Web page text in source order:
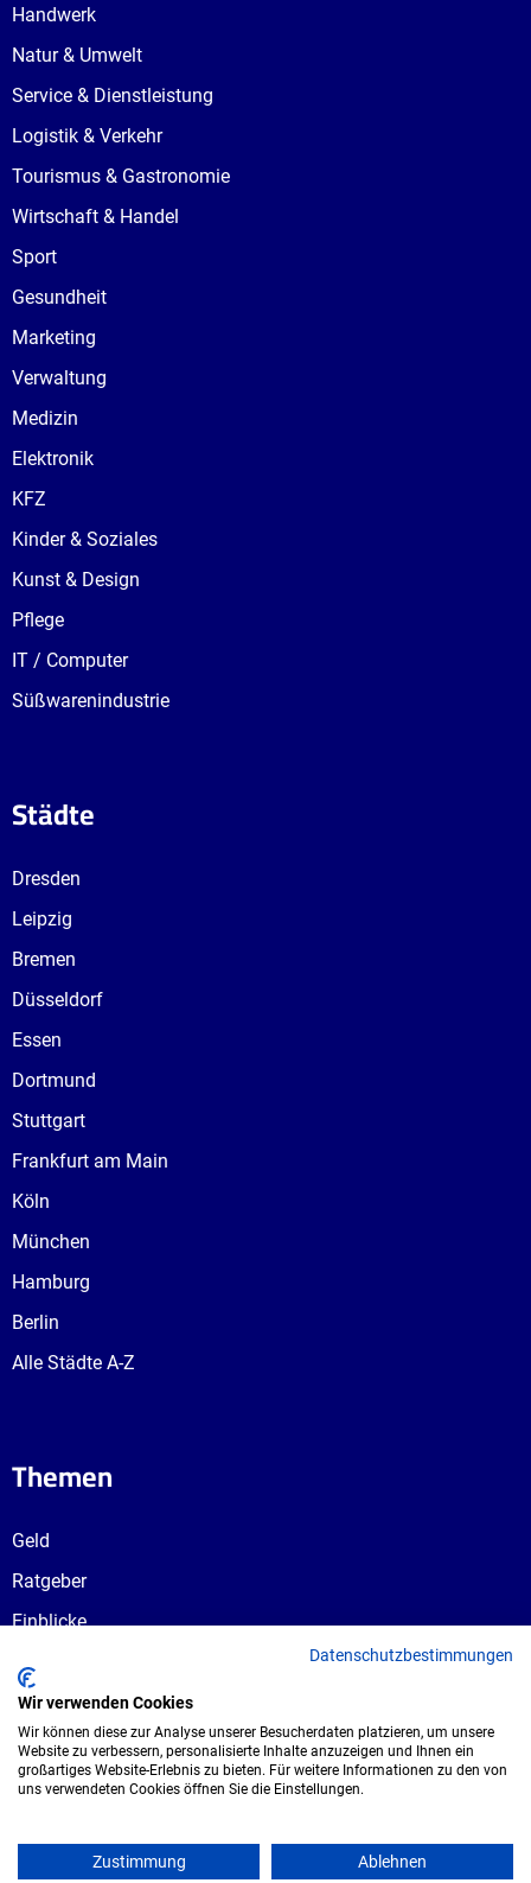
Handwerk
Natur & Umwelt
Service & Dienstleistung
Logistik & Verkehr
Tourismus & Gastronomie
Wirtschaft & Handel
Sport
Gesundheit
Marketing
Verwaltung
Medizin
Elektronik
KFZ
Kinder & Soziales
Kunst & Design
Pflege
IT / Computer
Süßwarenindustrie
Städte
Dresden
Leipzig
Bremen
Düsseldorf
Essen
Dortmund
Stuttgart
Frankfurt am Main
Köln
München
Hamburg
Berlin
Alle Städte A-Z
Themen
Geld
Ratgeber
Einblicke
Ausbildungswege
Berufswahl
GmbH. Alle Rechte vorbehalten.
Datenschutzbestimmungen
Wir verwenden Cookies
Wir können diese zur Analyse unserer Besucherdaten platzieren, um unsere
Website zu verbessern, personalisierte Inhalte anzuzeigen und Ihnen ein
großartiges Website-Erlebnis zu bieten. Für weitere Informationen zu den von
uns verwendeten Cookies öffnen Sie die Einstellungen.
Zustimmung Ablehnen